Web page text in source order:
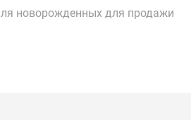
новорожденных для продажи
000 рублей (500$).